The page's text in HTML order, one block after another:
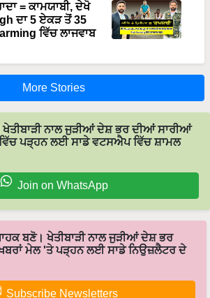
= ਕਾਮਯਾਬੀ, ਦੇਖੋ
ਦਾ 5 ਏਕੜ ਤੋਂ 35
ਵਿੱਚ ਲਾਜਵਾਬ
More Stories
ਨਾਲ ਜੁੜੀਆਂ ਦੇਸ਼ ਭਰ ਦੀਆਂ ਸਾਰੀਆਂ
ਪੜ੍ਹਨ ਲਈ ਸਾਡੇ ਵਟਸਐਪ ਵਿੱਚ ਸ਼ਾਮਲ
Join on WhatsApp
ਬਣੋ। ਖੇਤੀਬਾੜੀ ਨਾਲ ਜੁੜੀਆਂ ਦੇਸ਼ ਭਰ
ਮੇਲ 'ਤੇ ਪੜ੍ਹਨ ਲਈ ਸਾਡੇ ਨਿਉਜ਼ਲੈਟਰ ਦੇ
Subscribe Newsletters